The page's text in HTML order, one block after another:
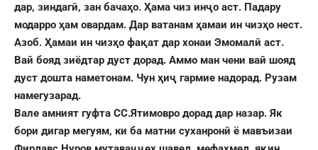
дар, зиндагӣ, зан бачаҳо. Ҳама чиз инҷо аст. Падару
модарро ҳам овардам. Дар ватанам ҳамаи ин чизҳо нест.
Азоб. Ҳамаи ин чизҳо фақат дар хонаи Эмомалӣ аст.
Вай бояд зиёдтар дуст дорад. Аммо ман чени вай шояд
дуст дошта наметонам. Чун ҳиҷ гармие надорад. Рузам
намегузарад.
Вале амният гуфта СС.Ятимовро дорад дар назар. Як
бори дигар мегуям, ки ба матни суханронӣ ё мавъизаи